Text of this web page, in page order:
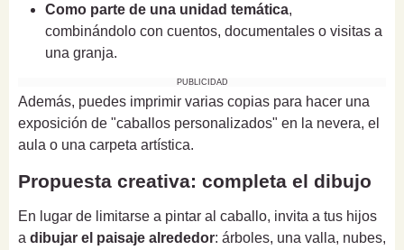
Como parte de una unidad temática,
combinándolo con cuentos, documentales o visitas a
una granja.
PUBLICIDAD
Además, puedes imprimir varias copias para hacer una
exposición de "caballos personalizados" en la nevera, el
aula o una carpeta artística.
Propuesta creativa: completa el dibujo
En lugar de limitarse a pintar al caballo, invita a tus hijos
a dibujar el paisaje alrededor: árboles, una valla, nubes,